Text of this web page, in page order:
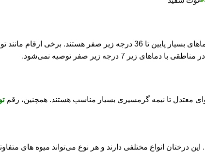
درخت توت سردسیری، به ویژه توت سفید، قادر به تحمل دماهای بسیار
7 درجه زیر صفر توصیه نمی‌شود.
معتدل تا نیمه گرمسیری بسیار مناسب هستند. همچنین، رقم
درختان انواع مختلفی دارند و هر نوع می‌تواند میوه‌ های